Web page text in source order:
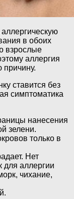
в обоих
взрослые
аллергия
причину.
ставится без
симптоматика
нанесения
зелени.
только в
Нет
для аллергии
чихание,